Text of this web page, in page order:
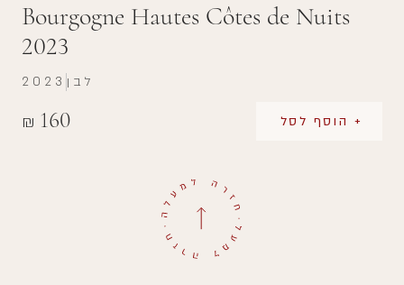
Bourgogne Hautes Côtes de Nuits
2023
₪ 160 + הוסף לסל
2023 לבן